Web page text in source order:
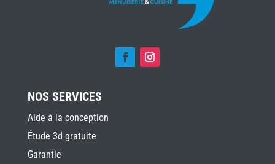
NOS SERVICES
Aide à la conception
Étude 3d gratuite
Garantie